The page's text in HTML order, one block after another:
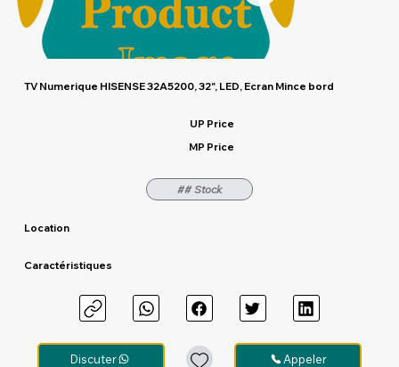
TV Numerique HISENSE 32A5200, 32", LED, Ecran Mince bord
UP Price
MP Price
## Stock
Location
Caractéristiques
Discuter Appeler